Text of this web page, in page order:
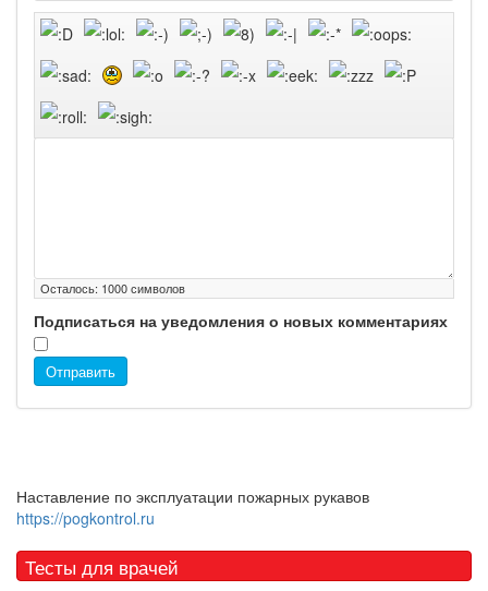
Осталось: 1000символов
Подписаться на уведомления о новых комментариях
Отправить
Наставление по эксплуатации пожарных рукавов
https://pogkontrol.ru
Тесты для врачей